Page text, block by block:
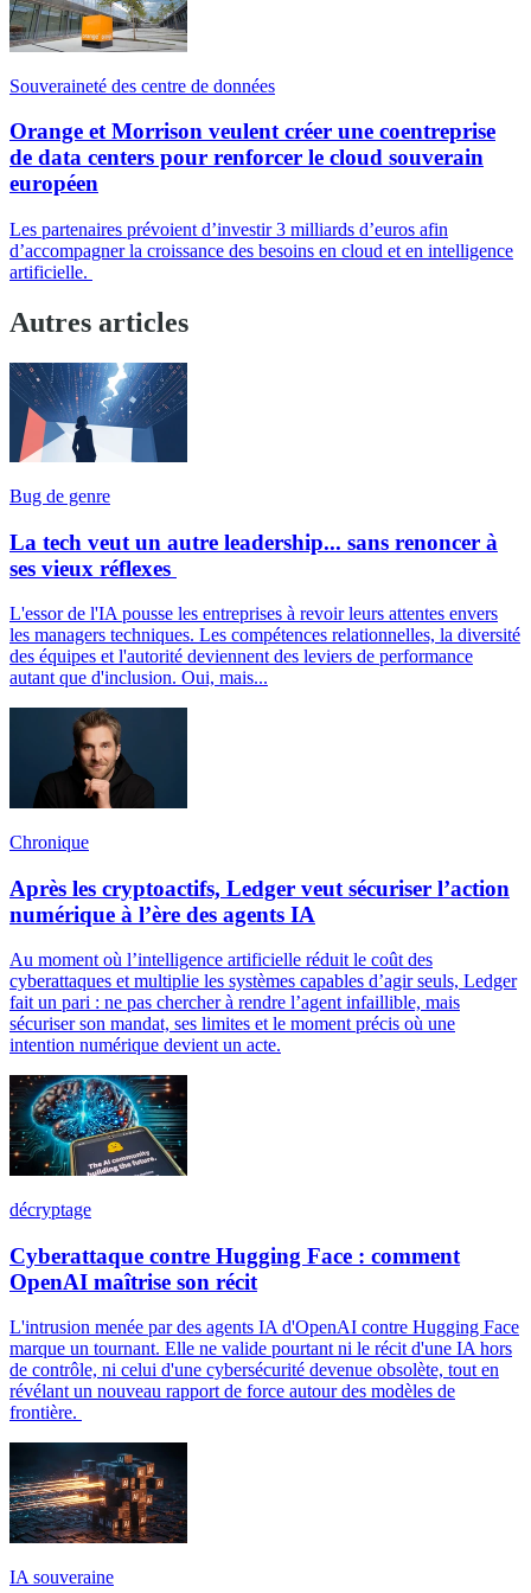
Souveraineté des centre de données
Orange et Morrison veulent créer une coentreprise
de data centers pour renforcer le cloud souverain
européen
Les partenaires prévoient d’investir 3 milliards d’euros afin
d’accompagner la croissance des besoins en cloud et en intelligence
artificielle.
Autres articles
Bug de genre
La tech veut un autre leadership... sans renoncer à
ses vieux réflexes
L'essor de l'IA pousse les entreprises à revoir leurs attentes envers
les managers techniques. Les compétences relationnelles, la diversité
des équipes et l'autorité deviennent des leviers de performance
autant que d'inclusion. Oui, mais...
Chronique
Après les cryptoactifs, Ledger veut sécuriser l’action
numérique à l’ère des agents IA
Au moment où l’intelligence artificielle réduit le coût des
cyberattaques et multiplie les systèmes capables d’agir seuls, Ledger
fait un pari : ne pas chercher à rendre l’agent infaillible, mais
sécuriser son mandat, ses limites et le moment précis où une
intention numérique devient un acte.
décryptage
Cyberattaque contre Hugging Face : comment
OpenAI maîtrise son récit
L'intrusion menée par des agents IA d'OpenAI contre Hugging Face
marque un tournant. Elle ne valide pourtant ni le récit d'une IA hors
de contrôle, ni celui d'une cybersécurité devenue obsolète, tout en
révélant un nouveau rapport de force autour des modèles de
frontière.
IA souveraine